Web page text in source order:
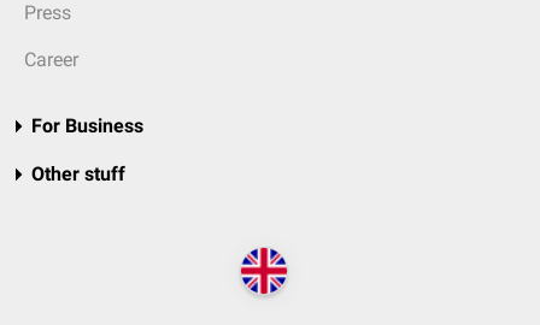
Press
Career
For Business
Other stuff